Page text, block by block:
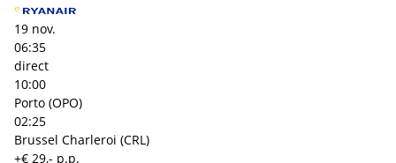
19 nov.
06:35
direct
10:00
Porto (OPO)
02:25
Brussel Charleroi (CRL)
+€ 29,- p.p.